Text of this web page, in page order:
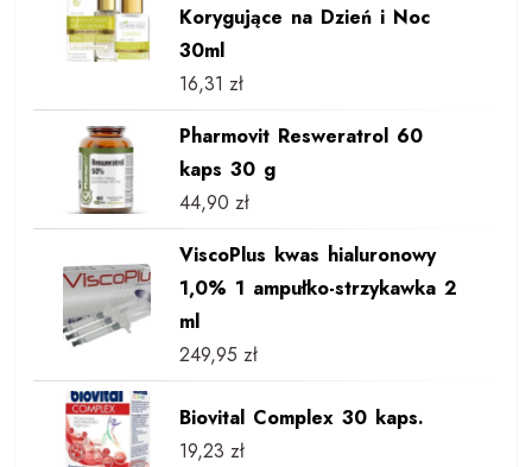
Korygujące na Dzień i Noc
30ml
16,31 zł
Pharmovit Resweratrol 60
kaps 30 g
44,90 zł
ViscoPlus kwas hialuronowy
1,0% 1 ampułko-strzykawka 2
ml
249,95 zł
Biovital Complex 30 kaps.
19,23 zł